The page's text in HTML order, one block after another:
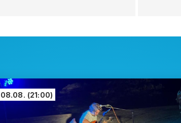
08.08. (21:00)